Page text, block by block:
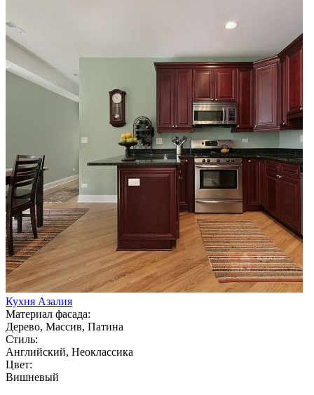
Кухня Азалия
Материал фасада:
Дерево, Массив, Патина
Стиль:
Английский, Неоклассика
Цвет:
Вишневый